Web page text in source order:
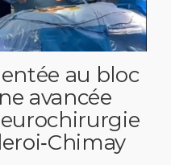
au bloc
avancée